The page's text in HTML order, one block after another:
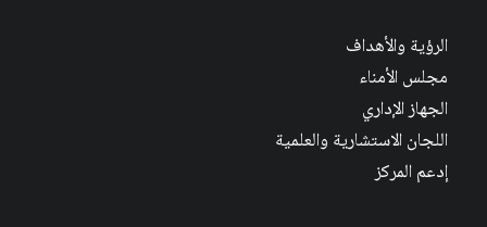
الرؤية والأهداف
مجلس الأمناء
الجهاز الإداري
اللجان الاستشارية والعلمية
إدعم المركز